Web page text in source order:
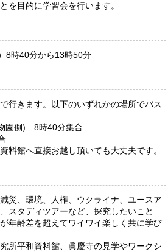
を目的に学習会を行います。
8時40分から13時50分
行きます。以下のいずれかの場所でバス
園側)…8時40分集合
料館へ直接お越し頂いても大丈夫です。
災、環境、人権、ウクライナ、ユースア
スタディツアーなど、探究したいこと
年齢差を超えてワイワイ楽しく共に学び
所平和資料館、眞慶寺の見学やワークシ